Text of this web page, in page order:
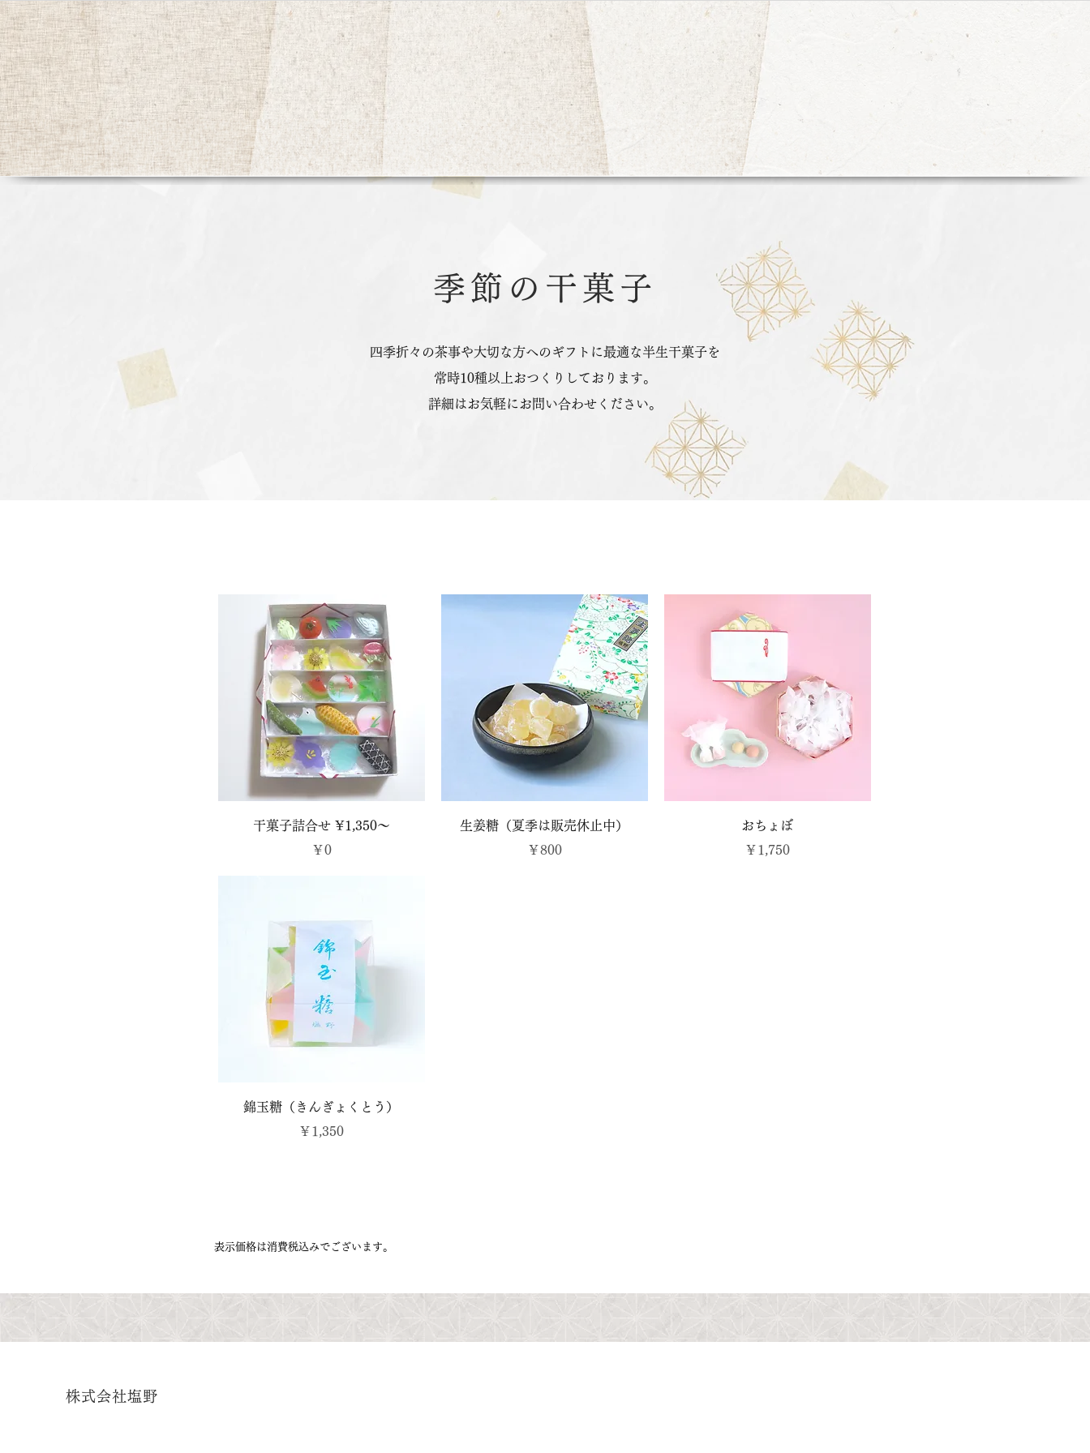
〒107-0052 東京都港区赤坂2-13-2
営業時間 10:00～18:00／ 土祝 17:00 日曜休
電話 03-3582-1881 FAX 03-3582-1882
ホーム 季節の生菓子 最新情報 通年の御菓子 商品一覧表(PDF)
季節の生菓子／8月 季節の生菓子／9月 季節の干菓子
季節の干菓子
四季折々の茶事や大切な方へのギフトに最適な半生干菓子を
常時10種以上おつくりしております。
詳細はお気軽にお問い合わせください。
干菓子詰合せ ¥1,350～
価格
￥0
生姜糖（夏季は販売休止中）
価格
￥800
おちょぼ
価格
￥1,750
錦玉糖（きんぎょくとう）
価格
￥1,350
表示価格は消費税込みでございます。
株式会社塩野